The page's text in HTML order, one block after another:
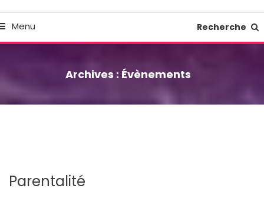
Menu Recherche
Archives : Évènements
Parentalité